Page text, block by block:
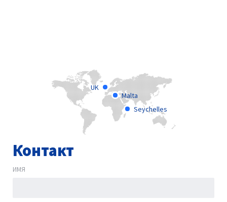
UK
Malta
Seychelles
Контакт
ИМЯ